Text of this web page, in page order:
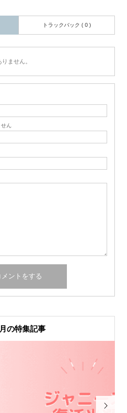
トラックバック ( 0 )
ません。
ん
の特集記事
